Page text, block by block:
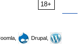
18+
Drupal,